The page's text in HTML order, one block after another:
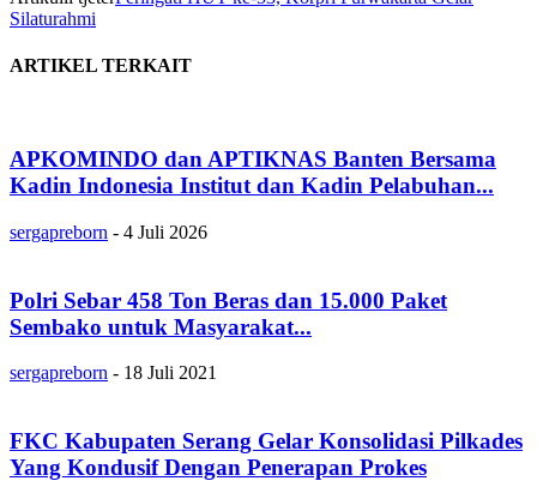
Silaturahmi
ARTIKEL TERKAIT
APKOMINDO dan APTIKNAS Banten Bersama
Kadin Indonesia Institut dan Kadin Pelabuhan...
sergapreborn - 4 Juli 2026
Polri Sebar 458 Ton Beras dan 15.000 Paket
Sembako untuk Masyarakat...
sergapreborn - 18 Juli 2021
FKC Kabupaten Serang Gelar Konsolidasi Pilkades
Yang Kondusif Dengan Penerapan Prokes